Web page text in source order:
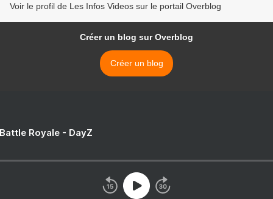
Voir le profil de Les Infos Videos sur le portail Overblog
Créer un blog sur Overblog
Créer un blog
Royale - DayZ